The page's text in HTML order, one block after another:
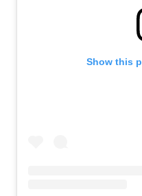
Show this